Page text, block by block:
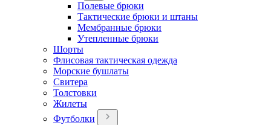
Полевые брюки
Тактические брюки и штаны
Мембранные брюки
Утепленные брюки
Шорты
Флисовая тактическая одежда
Морские бушлаты
Свитера
Толстовки
Жилеты
Футболки